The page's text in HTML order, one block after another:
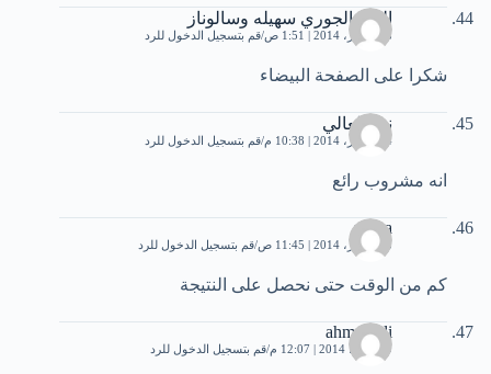
الورد الجوري سهيله وسالوناز
18 فبراير، 2014 | 1:51 ص قم بتسجيل الدخول للرد
شكرا على الصفحة البيضاء
نور العالي
24 فبراير، 2014 | 10:38 م قم بتسجيل الدخول للرد
انه مشروب رائع
mona
25 فبراير، 2014 | 11:45 ص قم بتسجيل الدخول للرد
كم من الوقت حتى نحصل على النتيجة
ahmed ali
9 مارس، 2014 | 12:07 م قم بتسجيل الدخول للرد